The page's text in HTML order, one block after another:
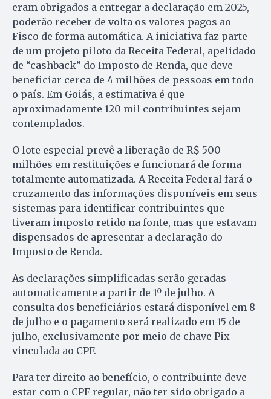
eram obrigados a entregar a declaração em 2025,
poderão receber de volta os valores pagos ao
Fisco de forma automática. A iniciativa faz parte
de um projeto piloto da Receita Federal, apelidado
de “cashback” do Imposto de Renda, que deve
beneficiar cerca de 4 milhões de pessoas em todo
o país. Em Goiás, a estimativa é que
aproximadamente 120 mil contribuintes sejam
contemplados.
O lote especial prevê a liberação de R$ 500
milhões em restituições e funcionará de forma
totalmente automatizada. A Receita Federal fará o
cruzamento das informações disponíveis em seus
sistemas para identificar contribuintes que
tiveram imposto retido na fonte, mas que estavam
dispensados de apresentar a declaração do
Imposto de Renda.
As declarações simplificadas serão geradas
automaticamente a partir de 1º de julho. A
consulta dos beneficiários estará disponível em 8
de julho e o pagamento será realizado em 15 de
julho, exclusivamente por meio de chave Pix
vinculada ao CPF.
Para ter direito ao benefício, o contribuinte deve
estar com o CPF regular, não ter sido obrigado a